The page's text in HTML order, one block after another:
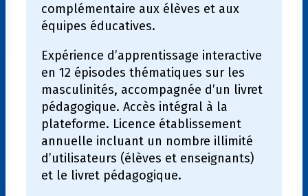
complémentaire aux élèves et aux
équipes éducatives.
Expérience d’apprentissage interactive
en 12 épisodes thématiques sur les
masculinités, accompagnée d’un livret
pédagogique. Accès intégral à la
plateforme. Licence établissement
annuelle incluant un nombre illimité
d’utilisateurs (élèves et enseignants)
et le livret pédagogique.